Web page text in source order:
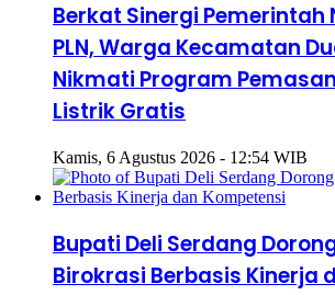
Berkat Sinergi Pemerintah
PLN, Warga Kecamatan
Nikmati Program
Listrik Gratis
Kamis, 6 Agustus 2026 - 12:54 WIB
Bupati Deli Serdang
Birokrasi Berbasis Kinerja